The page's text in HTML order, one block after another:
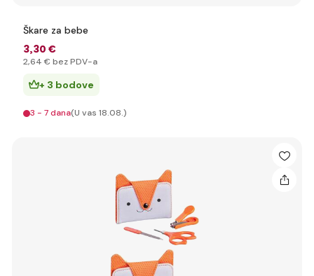
Škare za bebe
3,30 €
2,64 € bez PDV-a
+ 3 bodove
3 - 7 dana(U vas 18.08.)